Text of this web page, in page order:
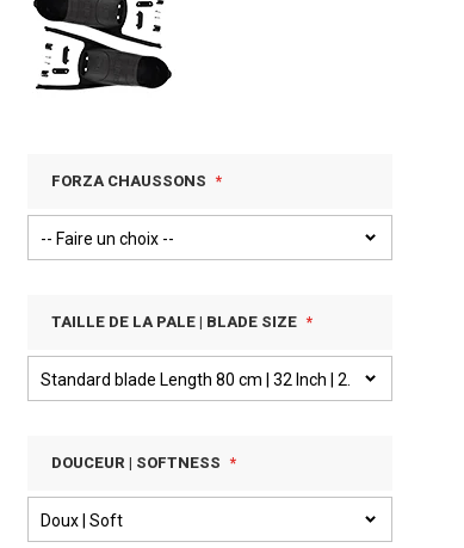
FORZA CHAUSSONS
TAILLE DE LA PALE | BLADE SIZE
DOUCEUR | SOFTNESS